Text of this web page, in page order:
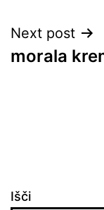
Next post
morala
Išči